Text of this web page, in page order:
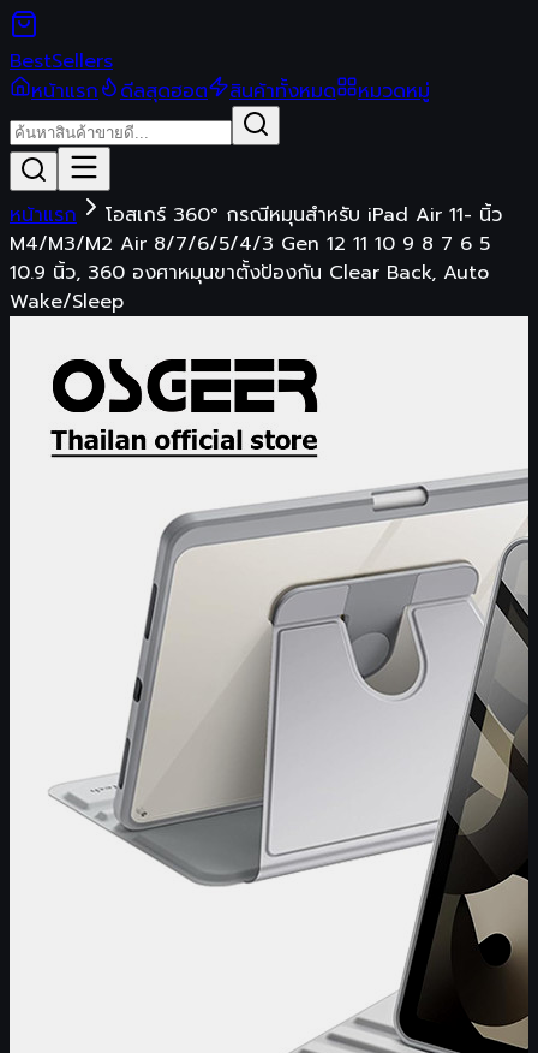
BestSellers
หน้าแรก
ดีลสุดฮอต สินค้าทั้งหมด หมวดหมู่
หน้าแรก
โอสเกร์ 360° กรณีหมุนสําหรับ iPad Air 11- นิ้ว
M4/M3/M2 Air 8/7/6/5/4/3 Gen 12 11 10 9 8 7 6 5
10.9 นิ้ว, 360 องศาหมุนขาตั้งป้องกัน Clear Back, Auto
Wake/Sleep